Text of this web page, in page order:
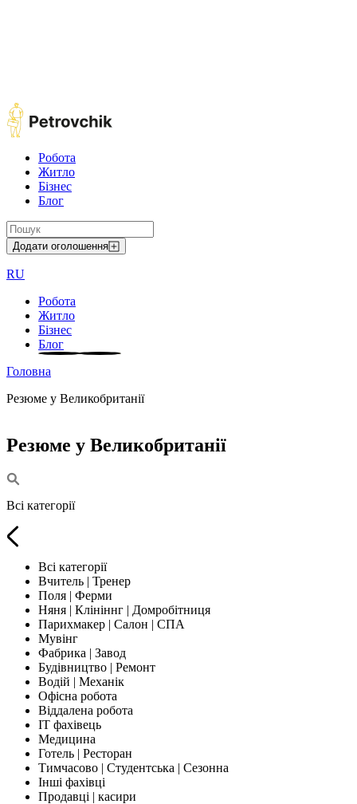
Робота
Житло
Бізнес
Блог
Додати оголошення
RU
Робота
Житло
Бізнес
Блог
Головна
Резюме у Великобританії
Резюме у Великобританії
Всі категорії
Всі категорії
Вчитель | Тренер
Поля | Ферми
Няня | Клініннг | Домробітниця
Парихмакер | Салон | СПА
Мувінг
Фабрика | Завод
Будівництво | Ремонт
Водій | Механік
Офісна робота
Віддалена робота
IT фахівець
Медицина
Готель | Ресторан
Тимчасово | Студентська | Сезонна
Інші фахівці
Продавці | касири